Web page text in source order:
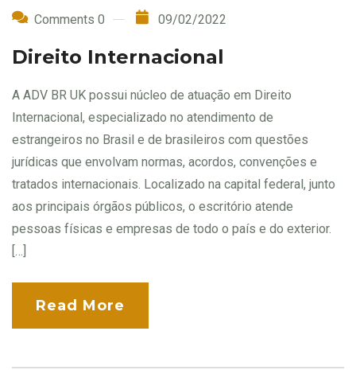
Comments 0 09/02/2022
Direito Internacional
A ADV BR UK possui núcleo de atuação em Direito
Internacional, especializado no atendimento de
estrangeiros no Brasil e de brasileiros com questões
jurídicas que envolvam normas, acordos, convenções e
tratados internacionais. Localizado na capital federal, junto
aos principais órgãos públicos, o escritório atende
pessoas físicas e empresas de todo o país e do exterior.
[…]
Read More